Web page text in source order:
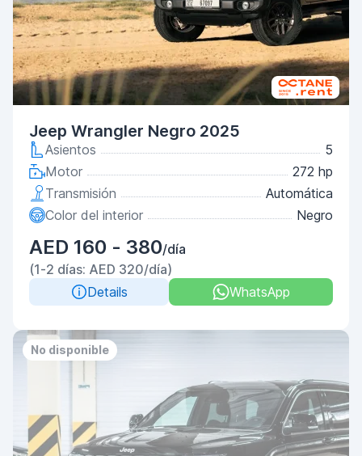
Jeep Wrangler Negro 2025
Asientos
5
Motor
272 hp
Transmisión
Automática
Color del interior
Negro
AED 160 - 380/día
(1-2 días: AED 320/día)
Details
WhatsApp
No disponible